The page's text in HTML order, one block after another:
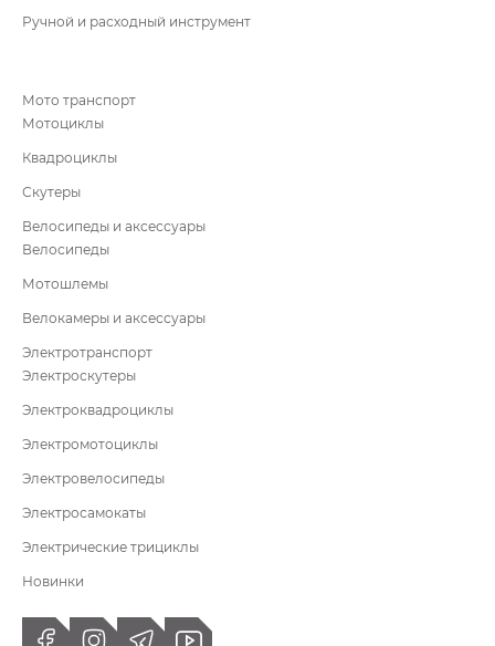
Ручной и расходный инструмент
Мото транспорт
Мотоциклы
Квадроциклы
Скутеры
Велосипеды и аксессуары
Велосипеды
Мотошлемы
Велокамеры и аксессуары
Электротранспорт
Электроскутеры
Электроквадроциклы
Электромотоциклы
Электровелосипеды
Электросамокаты
Электрические трициклы
Новинки